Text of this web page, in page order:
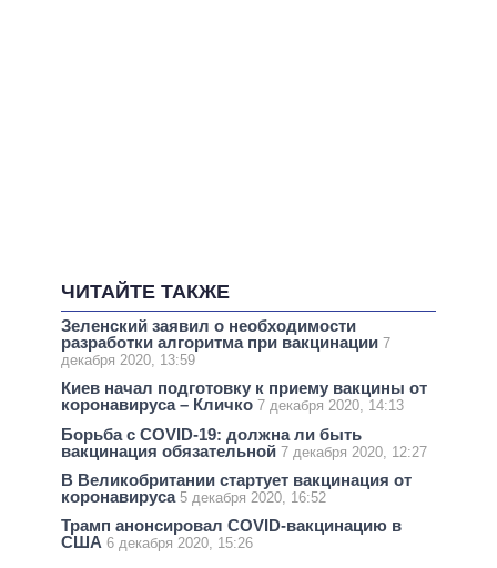
ЧИТАЙТЕ ТАКЖЕ
Зеленский заявил о необходимости
разработки алгоритма при вакцинации 7
декабря 2020, 13:59
Киев начал подготовку к приему вакцины от
коронавируса – Кличко 7 декабря 2020, 14:13
Борьба с COVID-19: должна ли быть
вакцинация обязательной 7 декабря 2020, 12:27
В Великобритании стартует вакцинация от
коронавируса 5 декабря 2020, 16:52
Трамп анонсировал COVID-вакцинацию в
США 6 декабря 2020, 15:26